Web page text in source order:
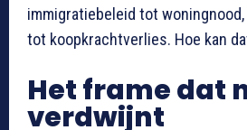
immigratiebeleid tot
tot koopkrachtverlies. Hoe kan
Het frame dat
verdwijnt